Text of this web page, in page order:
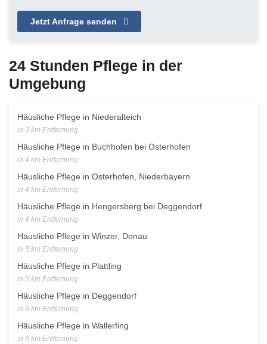
Jetzt Anfrage senden
24 Stunden Pflege in der
Umgebung
Häusliche Pflege in Niederalteich
in 3 km Entfernung
Häusliche Pflege in Buchhofen bei Osterhofen
in 4 km Entfernung
Häusliche Pflege in Osterhofen, Niederbayern
in 4 km Entfernung
Häusliche Pflege in Hengersberg bei Deggendorf
in 4 km Entfernung
Häusliche Pflege in Winzer, Donau
in 5 km Entfernung
Häusliche Pflege in Plattling
in 5 km Entfernung
Häusliche Pflege in Deggendorf
in 6 km Entfernung
Häusliche Pflege in Wallerfing
in 6 km Entfernung